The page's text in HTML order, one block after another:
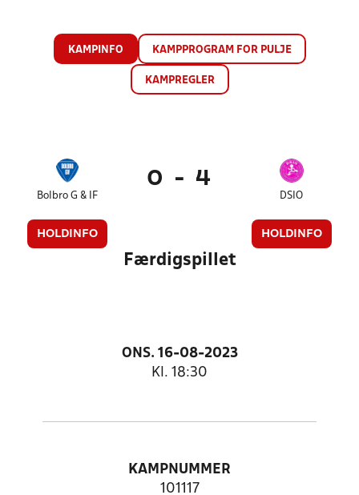
KAMPINFO KAMPPROGRAM FOR PULJE
KAMPREGLER
Bolbro G & IF
HOLDINFO
0 - 4
DSIO
HOLDINFO
Færdigspillet
ONS. 16-08-2023
Kl. 18:30
KAMPNUMMER
101117